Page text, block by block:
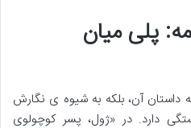
پلی میان
داستان آن، بلکه به شیوه ی نگارش
دارد. در «ژول، پسر کوچولوی